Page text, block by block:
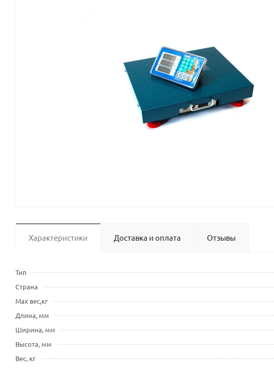
Характеристики Доставка и оплата Отзывы
Тип
Страна
Мах вес,кг
Длина, мм
Ширина, мм
Высота, мм
Вес, кг